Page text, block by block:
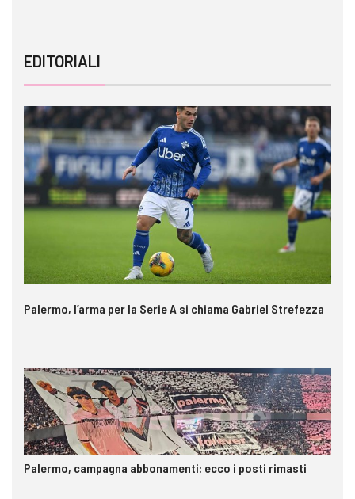
EDITORIALI
Palermo, l’arma per la Serie A si chiama Gabriel Strefezza
Palermo, campagna abbonamenti: ecco i posti rimasti